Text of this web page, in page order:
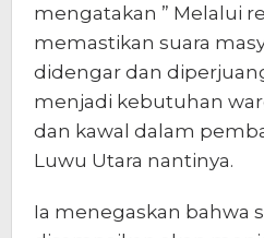
mengatakan ” Melalui
memastikan suara
didengar dan
menjadi kebutuhan
dan kawal dalam
Luwu Utara nantinya.
Ia menegaskan bahwa